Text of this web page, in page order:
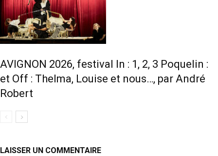
AVIGNON 2026, festival In : 1, 2, 3 Poquelin :
et Off : Thelma, Louise et nous…, par André
Robert
LAISSER UN COMMENTAIRE